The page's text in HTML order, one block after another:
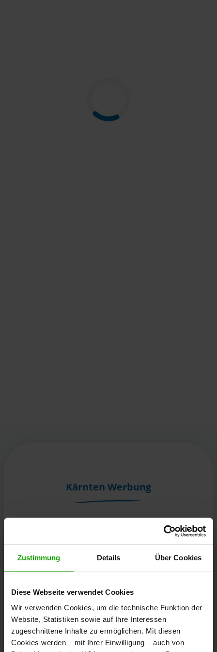
Zustimmung Details Über Cookies
Diese Webseite verwendet Cookies
Wir verwenden Cookies, um die technische Funktion der
Website, Statistiken sowie auf Ihre Interessen
zugeschnittene Inhalte zu ermöglichen. Mit diesen
Cookies werden – mit Ihrer Einwilligung – auch von
Kärnten Werbung
Österreich
+43/463/3000
info@kaernten.at
Bleibe informiert!